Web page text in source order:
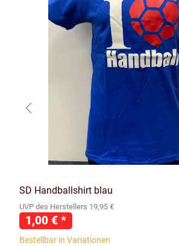
SD Handballshirt blau
UVP des Herstellers 19,95 €
1,00 € *
Bestellbar in Variationen